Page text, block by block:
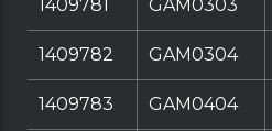
1409781 GAM0303
1409782 GAM0304
1409783 GAM0404